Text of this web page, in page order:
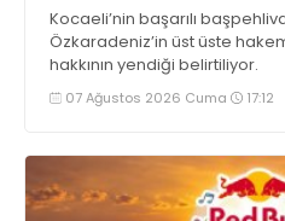
Kocaeli’nin başarılı
Özkaradeniz’in üst üste
hakkının yendiği belirtiliyor.
07 Ağustos 2026 Cuma 17:12